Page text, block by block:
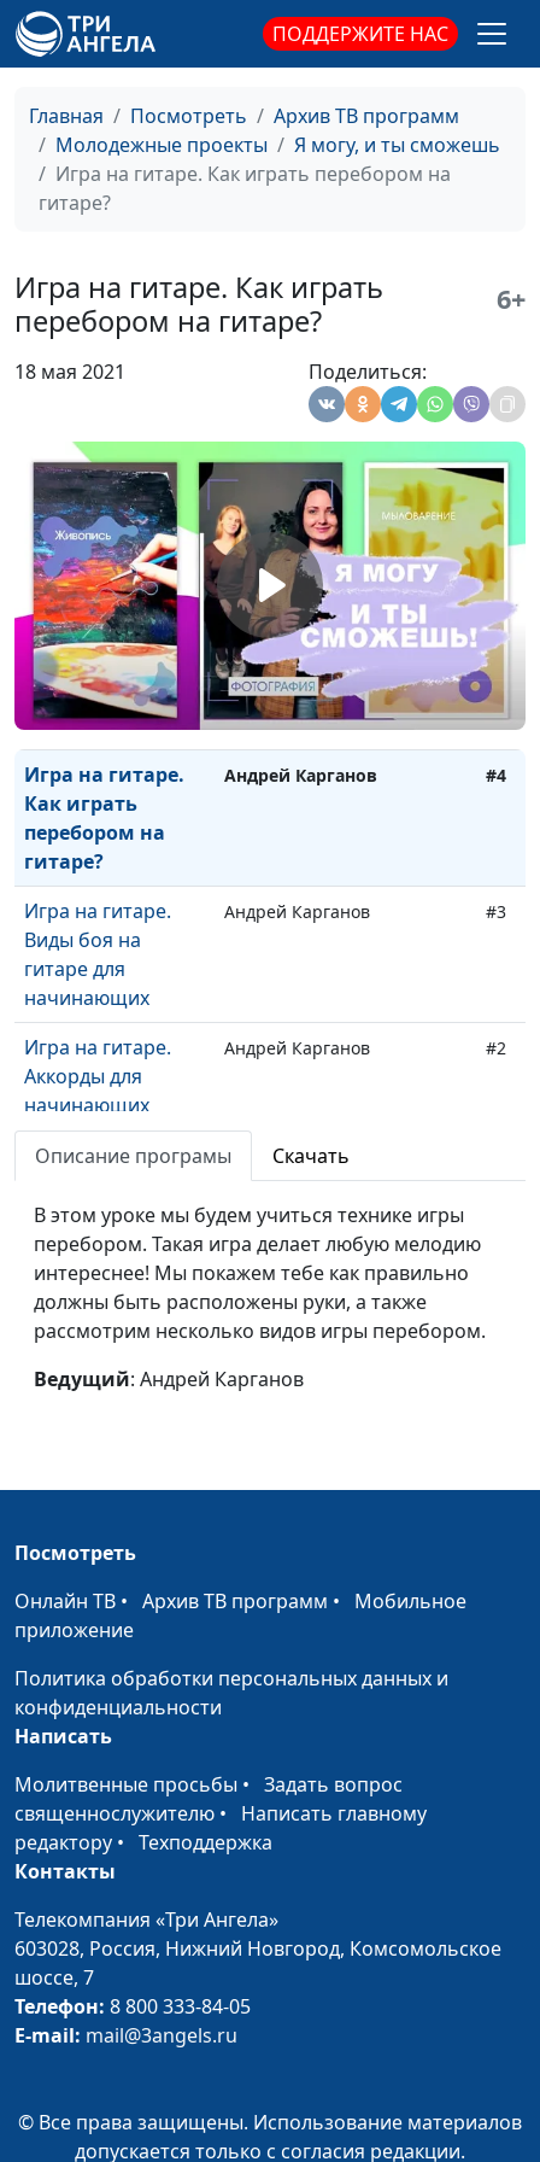
ПОДДЕРЖИТЕ НАС
Главная Посмотреть
Архив ТВ программ
Молодежные проекты
Я могу, и ты сможешь
Игра на гитаре. Как играть перебором на
гитаре?
Игра на гитаре. Как играть
перебором на гитаре?
6+
18 мая 2021 Поделиться:
Подарочный
конверт
Подарочная
открытка
Скрапбукинг.
Игра на гитаре.
Что нужно для
того, чтобы
Андрей Карганов #7
Игра на гитаре.
Как играть барре
на гитаре.
Научись игре на
гитаре с нуля за 7
дней
Андрей Карганов #6
Игра на гитаре.
Как играть по
табулатуре
Андрей Карганов #5
Игра на гитаре.
Как играть
перебором на
гитаре?
Андрей Карганов #4
Игра на гитаре.
Виды боя на
гитаре для
начинающих
Андрей Карганов #3
Игра на гитаре.
Аккорды для
начинающих
Андрей Карганов #2
Игра на гитаре. С
учиться?
Андрей Карганов
Описание програмы Скачать
В этом уроке мы будем учиться технике игры
перебором. Такая игра делает любую мелодию
интереснее! Мы покажем тебе как правильно
должны быть расположены руки, а также
рассмотрим несколько видов игры перебором.
Ведущий: Андрей Карганов
Посмотреть
Онлайн ТВ • Архив ТВ программ • Мобильное
приложение
Политика обработки персональных данных и
конфиденциальности
Написать
Молитвенные просьбы • Задать вопрос
священнослужителю • Написать главному
редактору • Техподдержка
Контакты
Телекомпания «Три Ангела»
603028, Россия, Нижний Новгород, Комсомольское
шоссе, 7
Телефон: 8 800 333-84-05
E-mail: mail@3angels.ru
© Все права защищены. Использование материалов
допускается только с согласия редакции.